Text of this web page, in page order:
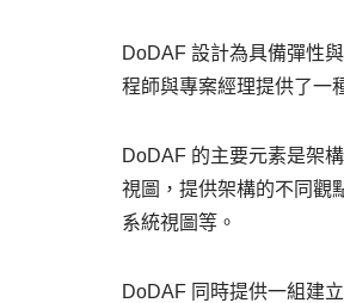
DoDAF 設計為具備彈性
程師與專案經理提供了一
DoDAF 的主要元素是架
視圖，提供架構的不同觀
系統視圖等。
DoDAF 同時提供一組建